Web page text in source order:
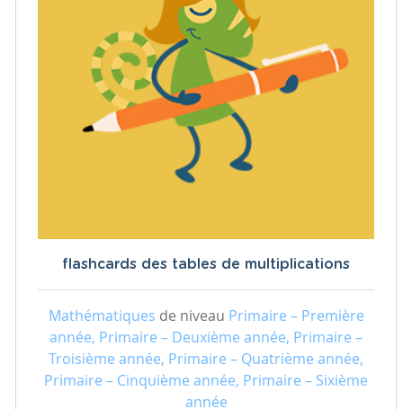
flashcards des tables de multiplications
Mathématiques de niveau Primaire – Première
année, Primaire – Deuxième année, Primaire –
Troisième année, Primaire – Quatrième année,
Primaire – Cinquième année, Primaire – Sixième
année